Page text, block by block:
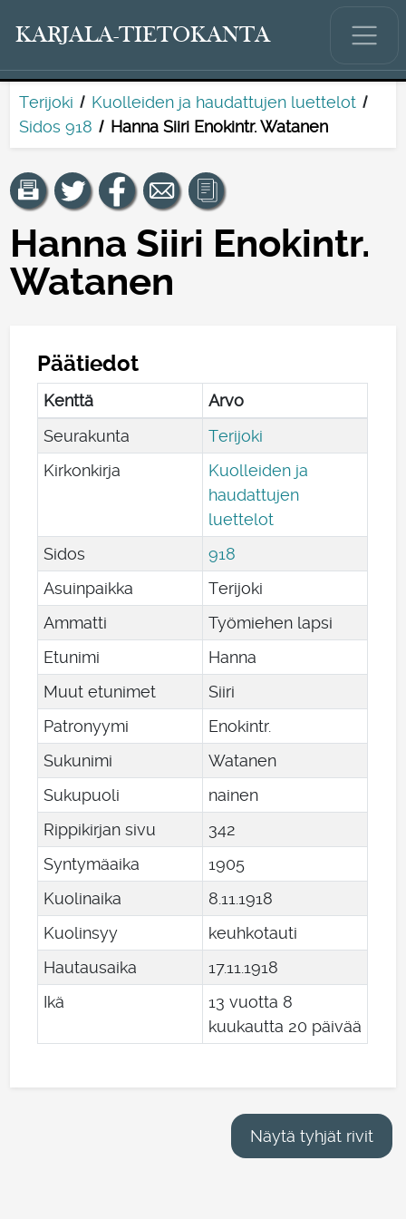
KARJALA-TIETOKANTA
Terijoki
Kuolleiden ja haudattujen luettelot
Sidos 918
Hanna Siiri Enokintr. Watanen
Hanna Siiri Enokintr.
Watanen
Päätiedot
Kenttä
Arvo
Seurakunta
Terijoki
Kirkonkirja
Kuolleiden ja
haudattujen
luettelot
Sidos
918
Asuinpaikka
Terijoki
Ammatti
Työmiehen lapsi
Etunimi
Hanna
Muut etunimet
Siiri
Patronyymi
Enokintr.
Sukunimi
Watanen
Sukupuoli
nainen
Rippikirjan sivu
342
Syntymäaika
1905
Kuolinaika
811 1918
Kuolinsyy
keuhkotauti
Hautausaika
17.11 1918
Ikä
13 vuotta 8
kuukautta 20 päivää
Näytä tyhjät rivit